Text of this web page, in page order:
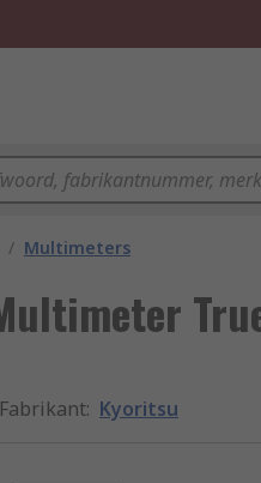
/ Multimeters
Fabrikant: Kyoritsu